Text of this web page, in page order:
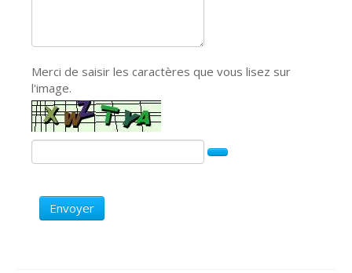
Merci de saisir les caractères que vous lisez sur
l'image.
Envoyer